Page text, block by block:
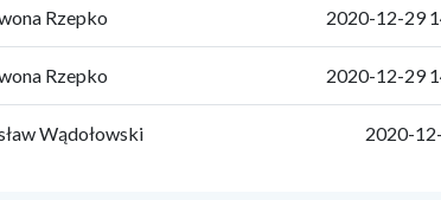
Rzepko 2020-12-29
Rzepko 2020-12-29
Wądołowski 2020-